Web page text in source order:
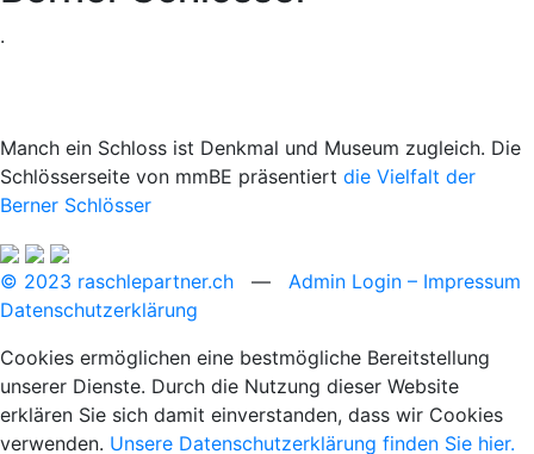
.
Manch ein Schloss ist Denkmal und Museum zugleich. Die
Schlösserseite von mmBE präsentiert die Vielfalt der
Berner Schlösser
© 2023 raschlepartner.ch — Admin Login – Impressum
Datenschutzerklärung
Cookies ermöglichen eine bestmögliche Bereitstellung
unserer Dienste. Durch die Nutzung dieser Website
erklären Sie sich damit einverstanden, dass wir Cookies
verwenden. Unsere Datenschutzerklärung finden Sie hier.